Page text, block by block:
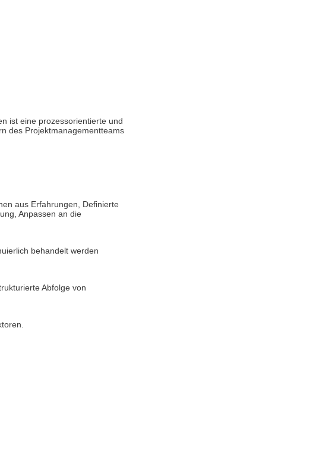
ist eine prozessorientierte und
des Projektmanagementteams
aus Erfahrungen, Definierte
Anpassen an die
behandelt werden
Abfolge von